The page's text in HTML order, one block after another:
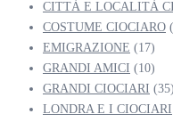
CITTÀ E LOCALITÀ
COSTUME CIOCIARO
EMIGRAZIONE (17)
GRANDI AMICI (10)
GRANDI CIOCIARI (35)
LONDRA E I CIOCIARI